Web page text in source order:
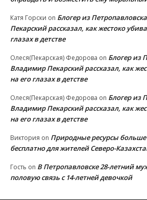
Катя Горски on Блогер из
Пекарский рассказал, как жестоко
глазах в детстве
Олеся(Пекарская) Федорова on Блогер из
Владимир Пекарский рассказал, как
на его глазах в детстве
Олеся(Пекарская) Федорова on Блогер из
Владимир Пекарский рассказал, как
на его глазах в детстве
Виктория on Природные ресурсы больше
бесплатно для жителей Северо-
Гость on В Петропавловске 28-летний
половую связь с 14-летней девочкой